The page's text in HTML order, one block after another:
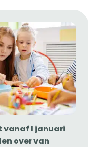
vanaf 1 januari
over van